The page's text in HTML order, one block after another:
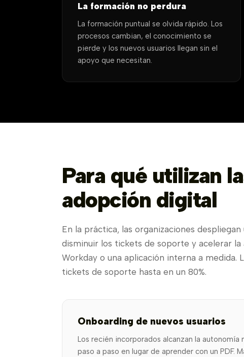
La formación no perdura
La formación puntual se olvida rápido. Los
procesos cambian, el conocimiento se
pierde y los nuevos usuarios llegan sin el
apoyo que necesitan.
Para qué utilizan
adopción digital
En la práctica, las organizaciones
disminuir los tickets de soporte y acelerar la
Workday o una aplicación interna a medida.
tickets de soporte hasta en un 80%.
Onboarding de nuevos usuarios
Los recién incorporados alcanzan la autonomía
paso a paso en lugar de aprender con un PDF.